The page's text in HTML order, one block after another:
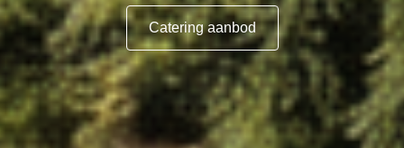
Catering aanbod